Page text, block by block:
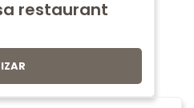
restaurant